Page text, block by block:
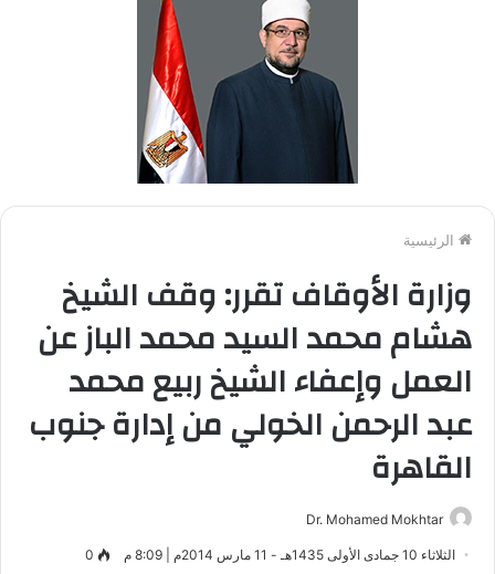
الرئيسية
وزارة الأوقاف تقرر: وقف الشيخ
هشام محمد السيد محمد الباز عن
العمل وإعفاء الشيخ ربيع محمد
عبد الرحمن الخولي من إدارة جنوب
القاهرة
Dr. Mohamed Mokhtar
الثلاثاء 10 جمادى الأولى 1435هـ - 11 مارس 2014م | 8:09 م 0